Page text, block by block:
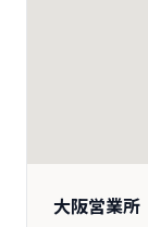
大阪営業所